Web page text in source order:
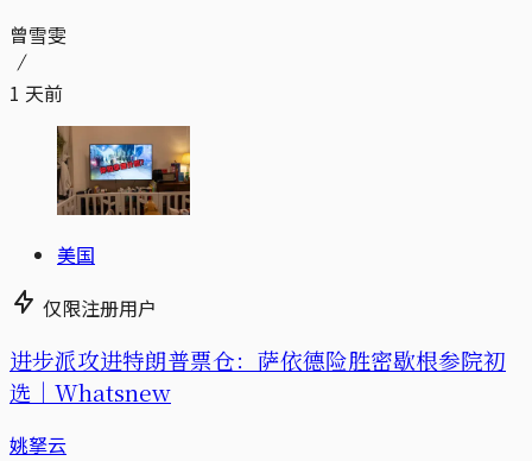
曾雪雯
1 天前
美国
仅限注册用户
进步派攻进特朗普票仓：萨依德险胜密歇根参院初
选｜Whatsnew
姚拏云